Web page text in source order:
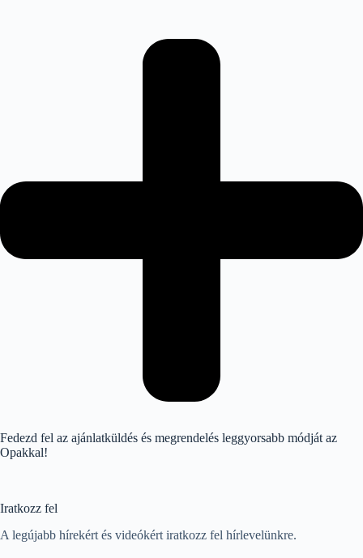
Fedezd fel az ajánlatküldés és megrendelés leggyorsabb módját az
Opakkal!
Iratkozz fel
A legújabb hírekért és videókért iratkozz fel hírlevelünkre.